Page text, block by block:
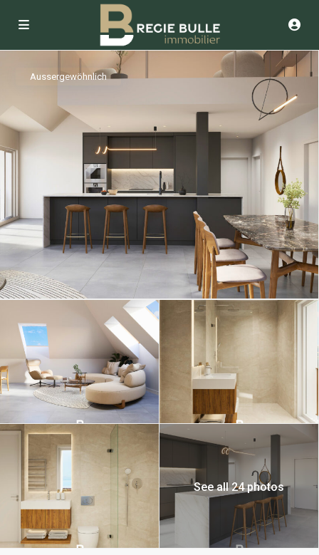
Aussergewöhnlich
See all 24 photos